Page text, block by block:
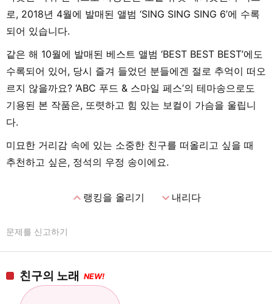
로, 2018년 4월에 발매된 앨범 ‘SING SING SING 6’에 수록
되어 있습니다.
같은 해 10월에 발매된 베스트 앨범 ‘BEST BEST BEST’에도
수록되어 있어, 당시 즐겨 들었던 분들에겐 절로 추억이 떠오
르지 않을까요? ‘ABC 푸드 & 스마일 페스’의 테마송으로도
기용된 본 작품은, 또렷하고 힘 있는 보컬이 가슴을 울립니
다.
미묘한 거리감 속에 있는 소중한 친구를 떠올리고 싶을 때
추천하고 싶은, 정석의 우정 송이에요.
expand_less랭킹을 올리기 expand_more내리다
문제를 신고하기
친구의 노래 NEW!